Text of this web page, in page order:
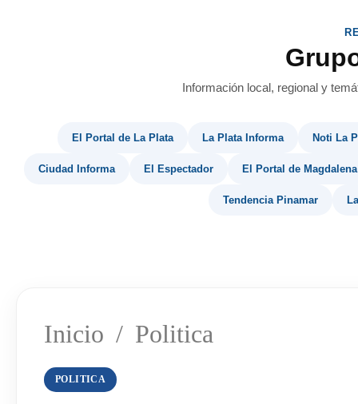
Información local, regional y
El Portal de La Plata La Plata Informa Noti La
Ciudad Informa El Espectador El Portal de Magdalena
Tendencia Pinamar
Inicio / Politica
POLITICA